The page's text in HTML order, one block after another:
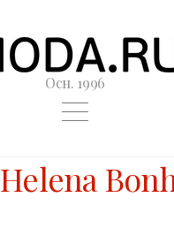
Осн. 1996
Helena